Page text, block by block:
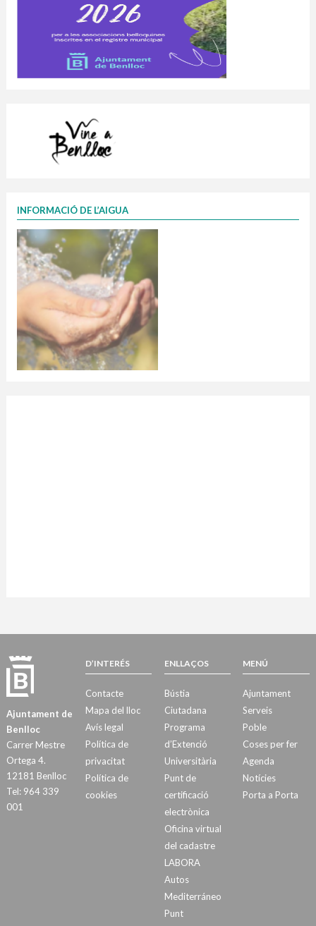
INFORMACIÓ DE L’AIGUA
Ajuntament de
Benlloc
Carrer Mestre
Ortega 4.
12181 Benlloc
Tel: 964 339
001
D’INTERÉS
Contacte
Mapa del lloc
Avís legal
Política de
privacitat
Política de
cookies
ENLLAÇOS
Bústia
Ciutadana
Programa
d’Extenció
Universitària
Punt de
certificació
electrònica
Oficina virtual
del cadastre
LABORA
Autos
Mediterráneo
Punt
MENÚ
Ajuntament
Serveis
Poble
Coses per fer
Agenda
Notícies
Porta a Porta